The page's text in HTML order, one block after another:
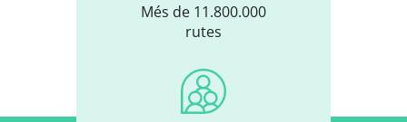
Més de 11.800.000
rutes